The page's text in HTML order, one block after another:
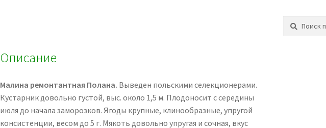
Описание
Малина ремонтантная Полана. Выведен польскими селекционерами.
Кустарник довольно густой, выс. около 1,5 м. Плодоносит с середины
июля до начала заморозков. Ягоды крупные, клинообразные, упругой
консистенции, весом до 5 г. Мякоть довольно упругая и сочная, вкус
Искать:
Поиск